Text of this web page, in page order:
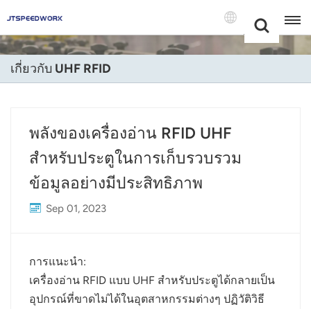
+86 -18681515767
Language(แบบ
English
Deutsch
Русский
Nederland
เกี่ยวกับ UHF RFID
พลังของเครื่องอ่าน RFID UHF
สำหรับประตูในการเก็บรวบรวม
ข้อมูลอย่างมีประสิทธิภาพ
Sep 01, 2023
การแนะนำ:
เครื่องอ่าน RFID แบบ UHF สำหรับประตูได้กลายเป็น
อุปกรณ์ที่ขาดไม่ได้ในอุตสาหกรรมต่างๆ ปฏิวัติวิธี